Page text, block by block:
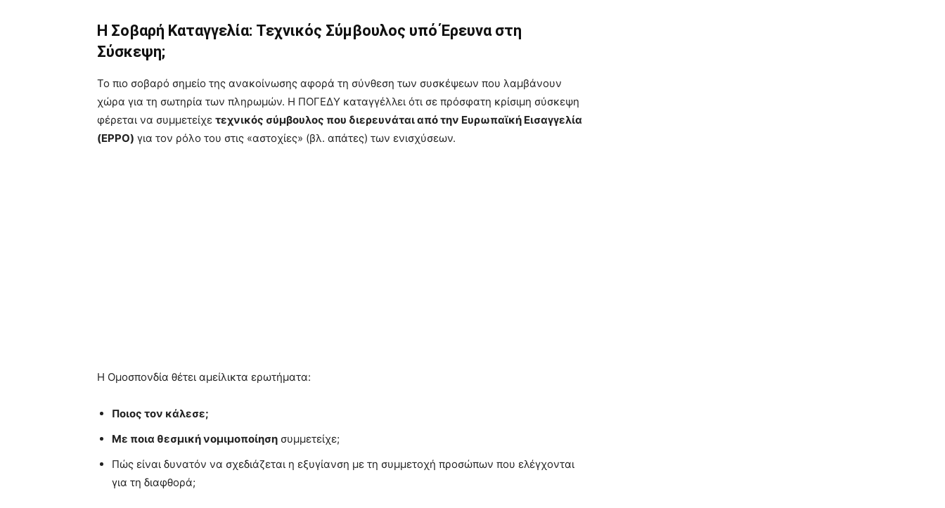
Η Σοβαρή Καταγγελία: Τεχνικός Σύμβουλος υπό Έρευνα στη
Σύσκεψη;
Το πιο σοβαρό σημείο της ανακοίνωσης αφορά τη σύνθεση των συσκέψεων που λαμβάνουν
χώρα για τη σωτηρία των πληρωμών. Η ΠΟΓΕΔΥ καταγγέλλει ότι σε πρόσφατη κρίσιμη σύσκεψη
φέρεται να συμμετείχε τεχνικός σύμβουλος που διερευνάται από την Ευρωπαϊκή Εισαγγελία
(EPPO) για τον ρόλο του στις «αστοχίες» (βλ. απάτες) των ενισχύσεων.
Η Ομοσπονδία θέτει αμείλικτα ερωτήματα:
Ποιος τον κάλεσε;
Με ποια θεσμική νομιμοποίηση συμμετείχε;
Πώς είναι δυνατόν να σχεδιάζεται η εξυγίανση με τη συμμετοχή προσώπων που ελέγχονται
για τη διαφθορά;